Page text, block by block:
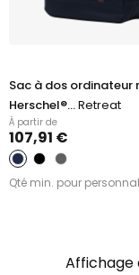
Sac à dos ordinateur
Herschel®...Retreat
À partir de
107,91 €
Qté min. pour
Affichage